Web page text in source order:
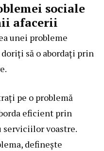
sociale
afacerii
unei probleme
să o abordați prin
pe o problemă
eficient prin
serviciilor voastre.
definește